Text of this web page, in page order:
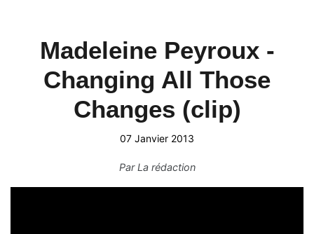
Madeleine Peyroux -
Changing All Those
Changes (clip)
07 Janvier 2013
ParLa rédaction